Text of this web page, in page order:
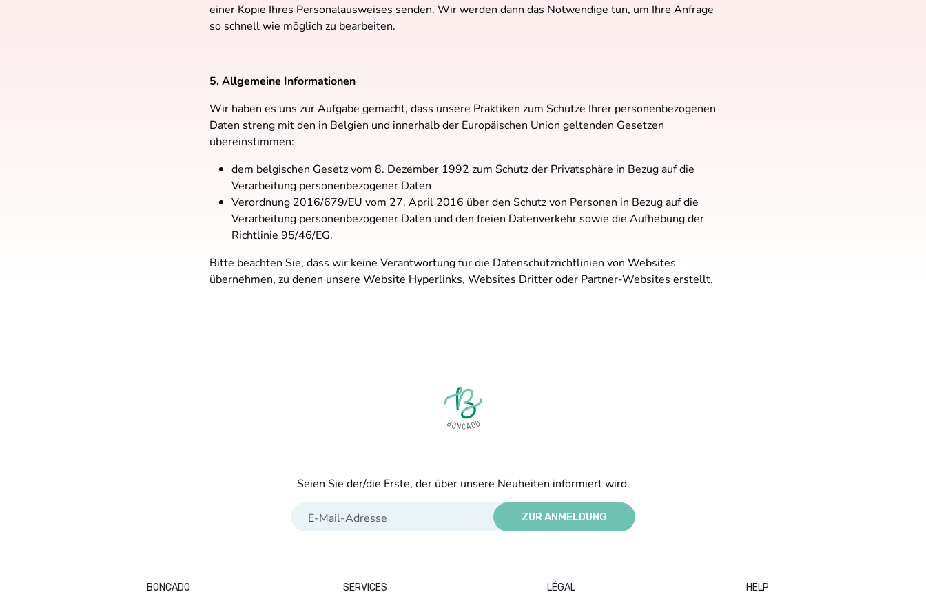
einer Kopie Ihres Personalausweises senden. Wir werden dann das Notwendige tun, um Ihre Anfrage
so schnell wie möglich zu bearbeiten.
5. Allgemeine Informationen
Wir haben es uns zur Aufgabe gemacht, dass unsere Praktiken zum Schutze Ihrer personenbezogenen
Daten streng mit den in Belgien und innerhalb der Europäischen Union geltenden Gesetzen
übereinstimmen:
dem belgischen Gesetz vom 8. Dezember 1992 zum Schutz der Privatsphäre in Bezug auf die
Verarbeitung personenbezogener Daten
Verordnung 2016/679/EU vom 27. April 2016 über den Schutz von Personen in Bezug auf die
Verarbeitung personenbezogener Daten und den freien Datenverkehr sowie die Aufhebung der
Richtlinie 95/46/EG.
Bitte beachten Sie, dass wir keine Verantwortung für die Datenschutzrichtlinien von Websites
übernehmen, zu denen unsere Website Hyperlinks, Websites Dritter oder Partner-Websites erstellt.
Seien Sie der/die Erste, der über unsere Neuheiten informiert wird.
ZUR ANMELDUNG
BONCADO SERVICES LÉGAL HELP